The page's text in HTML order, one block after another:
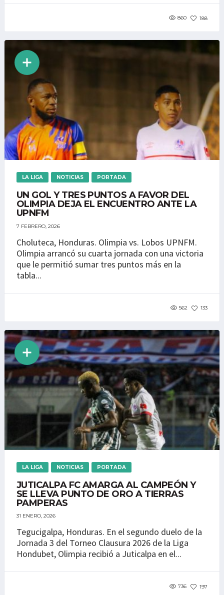
860 188
LA LIGA NOTICIAS PORTADA
UN GOL Y TRES PUNTOS A FAVOR DEL
OLIMPIA DEJA EL ENCUENTRO ANTE LA
UPNFM
7 FEBRERO, 2026
Choluteca, Honduras. Olimpia vs. Lobos UPNFM.
Olimpia arrancó su cuarta jornada con una victoria
que le permitió sumar tres puntos más en la
tabla...
562 133
LA LIGA NOTICIAS PORTADA
JUTICALPA FC AMARGA AL CAMPEÓN Y
SE LLEVA PUNTO DE ORO A TIERRAS
PAMPERAS
31 ENERO, 2026
Tegucigalpa, Honduras. En el segundo duelo de la
Jornada 3 del Torneo Clausura 2026 de la Liga
Hondubet, Olimpia recibió a Juticalpa en el...
736 197